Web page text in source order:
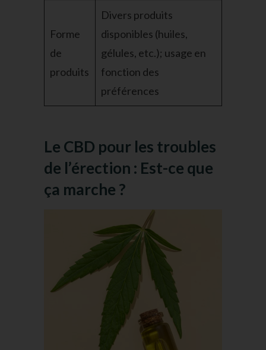
Forme
de
produits
Divers produits
disponibles (huiles,
gélules, etc.); usage en
fonction des
préférences
Le CBD pour les troubles
de l’érection : Est-ce que
ça marche ?